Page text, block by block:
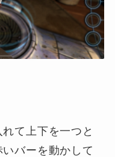
て上下を一つと
バーを動かして